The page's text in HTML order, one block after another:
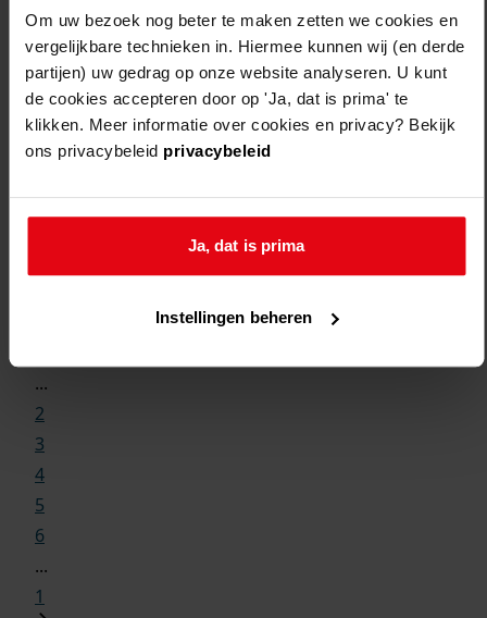
Om uw bezoek nog beter te maken zetten we cookies en
vergelijkbare technieken in. Hiermee kunnen wij (en derde
partijen) uw gedrag op onze website analyseren. U kunt
de cookies accepteren door op 'Ja, dat is prima' te
klikken. Meer informatie over cookies en privacy? Bekijk
ons privacybeleid privacybeleid
Ja, dat is prima
Instellingen beheren
...
2
3
4
5
6
...
1